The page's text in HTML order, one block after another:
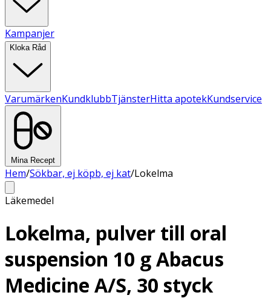
Kampanjer
Kloka Råd
VarumärkenKundklubbTjänsterHitta apotekKundservice
Mina Recept
Hem/Sökbar, ej köpb, ej kat/Lokelma
Läkemedel
Lokelma, pulver till oral
suspension 10 g Abacus
Medicine A/S, 30 styck